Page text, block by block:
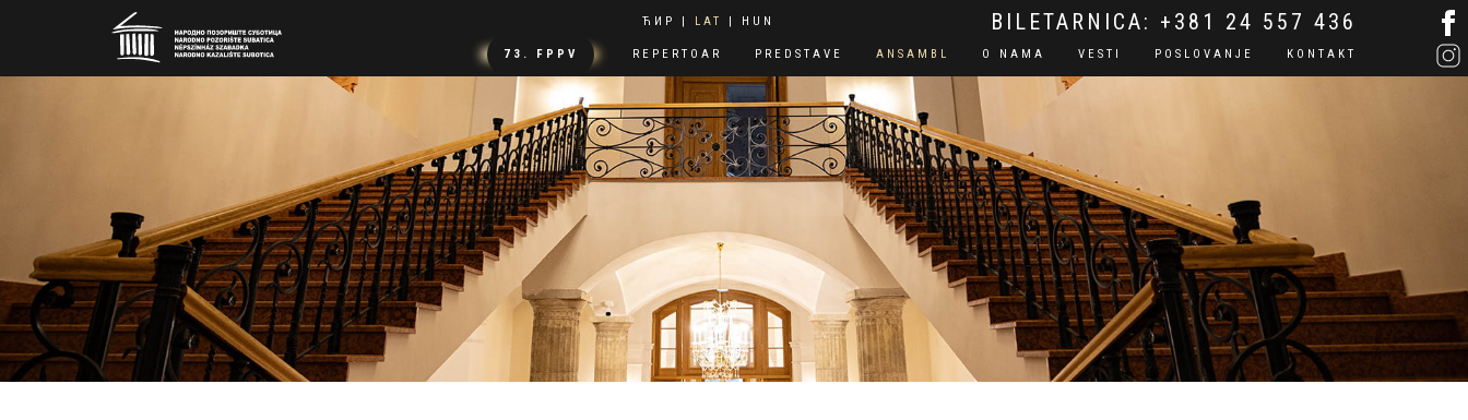
73. FPPV REPERTOAR PREDSTAVE ANSAMBL O NAMA VESTI POSLOVANJE KONTAKT
BILETARNICA: +381 24 557 436
ЋИР | LAT | HUN